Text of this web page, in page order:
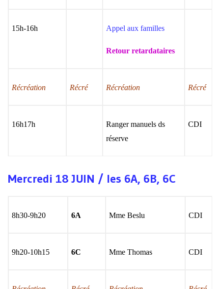
15h-16h Appel aux familles
Retour retardataires
Récréation Récré Récréation Récré
16h17h
Ranger manuels ds
réserve
CDI
Mercredi 18 JUIN / les 6A, 6B, 6C
8h30-9h20 6A Mme Beslu CDI
9h20-10h15 6C Mme Thomas CDI